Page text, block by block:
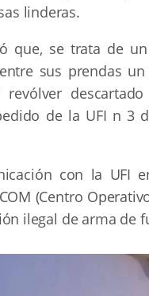
linderas.
que, se trata de
sus prendas
revólver
de la UFI n 3
con la UFI
(Centro
ilegal de arma de